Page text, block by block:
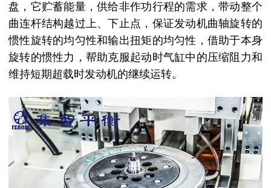
盘，它贮蓄能量，供给非作功行程的需求，带动整个
曲连杆结构越过上、下止点，保证发动机曲轴旋转的
惯性旋转的均匀性和输出扭矩的均匀性，借助于本身
旋转的惯性力，帮助克服起动时气缸中的压缩阻力和
维持短期超载时发动机的继续运转。